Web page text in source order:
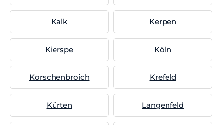
Kalk Kerpen
Kierspe Köln
Korschenbroich Krefeld
Kürten Langenfeld